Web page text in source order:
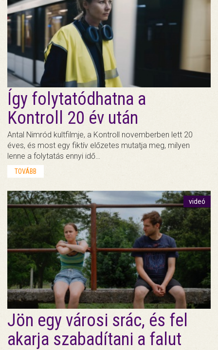
Így folytatódhatna a
Kontroll 20 év után
Antal Nimród kultfilmje, a Kontroll novemberben lett 20
éves, és most egy fiktív előzetes mutatja meg, milyen
lenne a folytatás ennyi idő…
TOVÁBB
videó
Jön egy városi srác, és fel
akarja szabadítani a falut